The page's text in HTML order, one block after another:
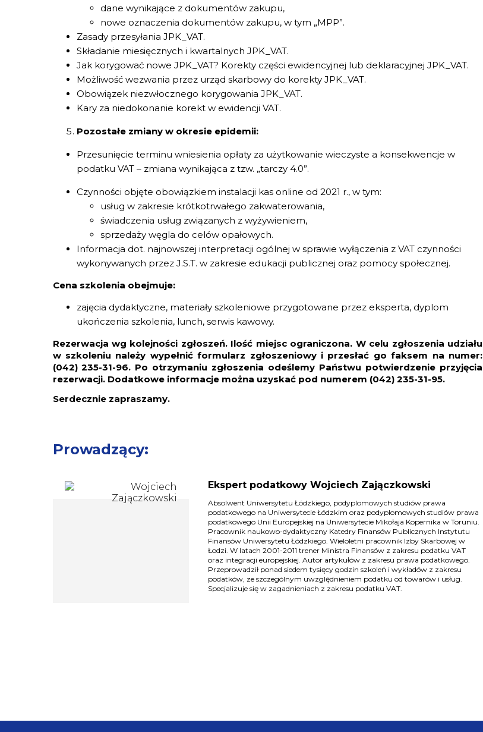
dane wynikające z dokumentów zakupu,
nowe oznaczenia dokumentów zakupu, w tym „MPP”.
Zasady przesyłania JPK_VAT.
Składanie miesięcznych i kwartalnych JPK_VAT.
Jak korygować nowe JPK_VAT? Korekty części ewidencyjnej lub deklaracyjnej JPK_VAT.
Możliwość wezwania przez urząd skarbowy do korekty JPK_VAT.
Obowiązek niezwłocznego korygowania JPK_VAT.
Kary za niedokonanie korekt w ewidencji VAT.
Pozostałe zmiany w okresie epidemii:
Przesunięcie terminu wniesienia opłaty za użytkowanie wieczyste a konsekwencje w
podatku VAT – zmiana wynikająca z tzw. „tarczy 4.0”.
Czynności objęte obowiązkiem instalacji kas online od 2021 r., w tym:
usług w zakresie krótkotrwałego zakwaterowania,
świadczenia usług związanych z wyżywieniem,
sprzedaży węgla do celów opałowych.
Informacja dot. najnowszej interpretacji ogólnej w sprawie wyłączenia z VAT czynności
wykonywanych przez J.S.T. w zakresie edukacji publicznej oraz pomocy społecznej.
Cena szkolenia obejmuje:
zajęcia dydaktyczne, materiały szkoleniowe przygotowane przez eksperta, dyplom
ukończenia szkolenia, lunch, serwis kawowy.
Rezerwacja wg kolejności zgłoszeń. Ilość miejsc ograniczona. W celu zgłoszenia udziału
w szkoleniu należy wypełnić formularz zgłoszeniowy i przesłać go faksem na numer:
(042) 235-31-96. Po otrzymaniu zgłoszenia odeślemy Państwu potwierdzenie przyjęcia
rezerwacji. Dodatkowe informacje można uzyskać pod numerem (042) 235-31-95.
Serdecznie zapraszamy.
Prowadzący:
Ekspert podatkowy Wojciech Zajączkowski
Absolwent Uniwersytetu Łódzkiego, podyplomowych studiów prawa
podatkowego na Uniwersytecie Łódzkim oraz podyplomowych studiów prawa
podatkowego Unii Europejskiej na Uniwersytecie Mikołaja Kopernika w Toruniu.
Pracownik naukowo-dydaktyczny Katedry Finansów Publicznych Instytutu
Finansów Uniwersytetu Łódzkiego. Wieloletni pracownik Izby Skarbowej w
Łodzi. W latach 2001-2011 trener Ministra Finansów z zakresu podatku VAT
oraz integracji europejskiej. Autor artykułów z zakresu prawa podatkowego.
Przeprowadził ponad siedem tysięcy godzin szkoleń i wykładów z zakresu
podatków, ze szczególnym uwzględnieniem podatku od towarów i usług.
Specjalizuje się w zagadnieniach z zakresu podatku VAT.